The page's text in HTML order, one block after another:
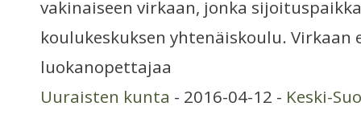
vakinaiseen virkaan, jonka
koulukeskuksen yhtenäiskoulu. Virkaan
luokanopettajaa
Uuraisten kunta - 2016-04-12 - Keski-